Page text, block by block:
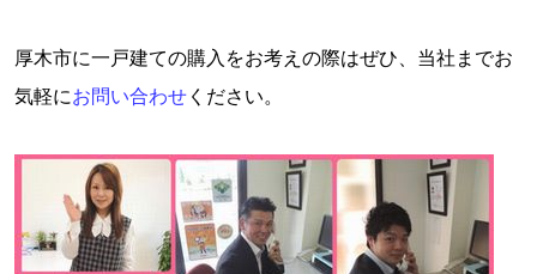
厚木市に一戸建ての購入をお考えの際はぜひ、当社までお
気軽にお問い合わせください。